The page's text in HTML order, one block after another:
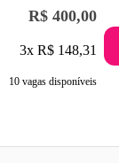
R$ 400,00
3x R$ 148,31
10 vagas disponíveis